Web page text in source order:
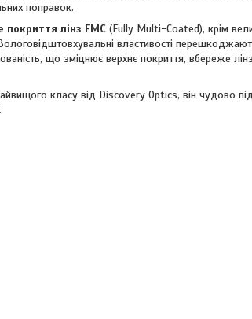
поправок.
лінз FMC (Fully Multi-Coated), крім
властивості
що зміцнює верхнє покриття, вбереже
класу від Discovery Optics, він чудово